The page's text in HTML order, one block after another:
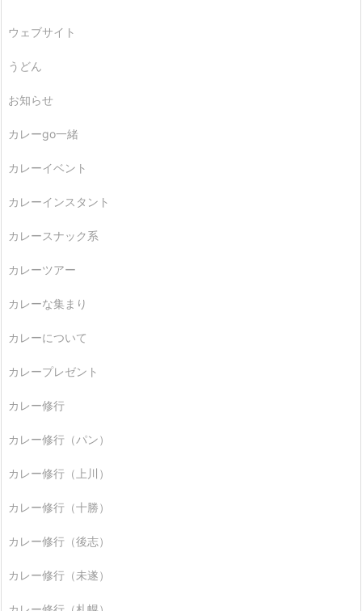
ウェブサイト
うどん
お知らせ
カレーgo一緒
カレーイベント
カレーインスタント
カレースナック系
カレーツアー
カレーな集まり
カレーについて
カレープレゼント
カレー修行
カレー修行（パン）
カレー修行（上川）
カレー修行（十勝）
カレー修行（後志）
カレー修行（未遂）